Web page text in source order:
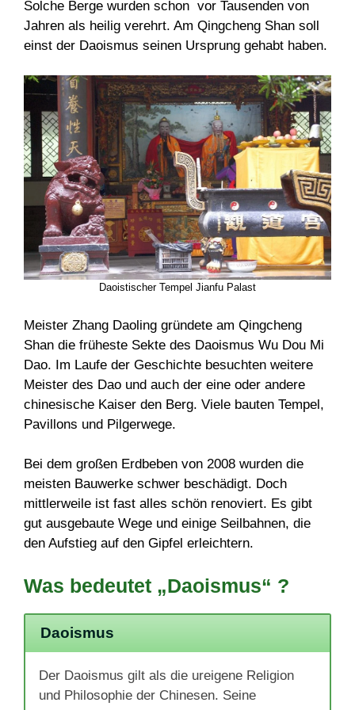
Solche Berge wurden schon vor Tausenden von
Jahren als heilig verehrt. Am Qingcheng Shan soll
einst der Daoismus seinen Ursprung gehabt haben.
Daoistischer Tempel Jianfu Palast
Meister Zhang Daoling gründete am Qingcheng
Shan die früheste Sekte des Daoismus Wu Dou Mi
Dao. Im Laufe der Geschichte besuchten weitere
Meister des Dao und auch der eine oder andere
chinesische Kaiser den Berg. Viele bauten Tempel,
Pavillons und Pilgerwege.
Bei dem großen Erdbeben von 2008 wurden die
meisten Bauwerke schwer beschädigt. Doch
mittlerweile ist fast alles schön renoviert. Es gibt
gut ausgebaute Wege und einige Seilbahnen, die
den Aufstieg auf den Gipfel erleichtern.
Was bedeutet „Daoismus“ ?
Daoismus
Der Daoismus gilt als die ureigene Religion
und Philosophie der Chinesen. Seine